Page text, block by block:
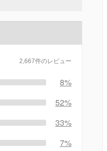
2,667件のレビュー
8%
52%
33%
7%